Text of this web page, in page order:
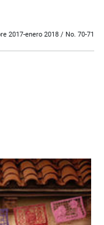
2017-enero 2018 / No. 70-71